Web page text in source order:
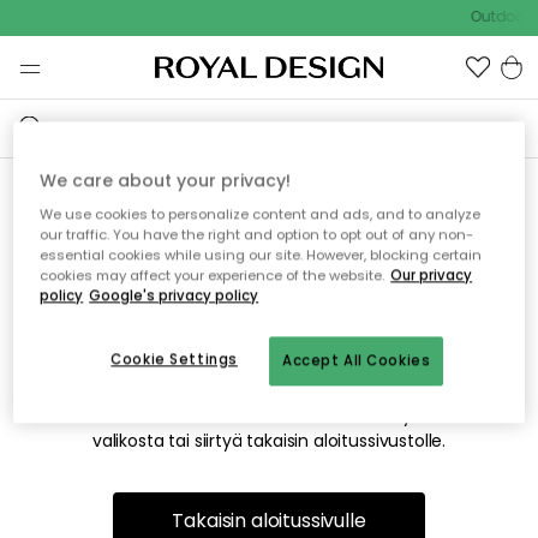
Outdoor
Emme valitettavasti löydä
etsimääsi sivua
Tämä voi johtua siitä, että sivua ei enää ole tai siitä, että se
on siirretty muualle. Pahoittelemme tästä mahdollisesti
valikosta tai siirtyä takaisin aloitussivustolle.
Takaisin aloitussivulle
We care about your privacy!
We use cookies to personalize content and ads, and to analyze
our traffic. You have the right and option to opt out of any non-
essential cookies while using our site. However, blocking certain
cookies may affect your experience of the website. Our privacy
policy Google's privacy policy
Accept All Cookies
Cookie Settings